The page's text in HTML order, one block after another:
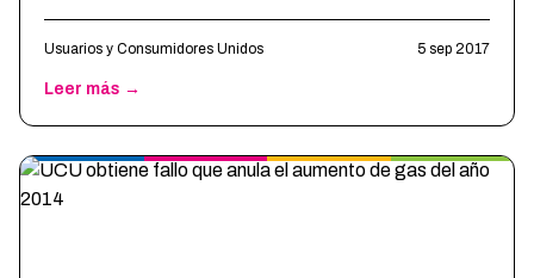
Usuarios y Consumidores Unidos 5 sep 2017
Leer más →